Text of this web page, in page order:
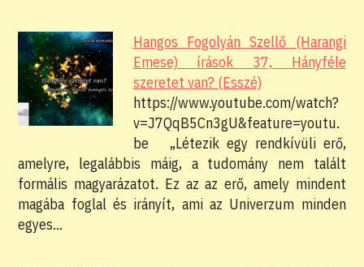
Hangos Fogolyán Szellő (Harangi
Emese) írások 37, Hányféle
szeretet van? (Esszé)
https://www.youtube.com/watch?
v=J7QqB5Cn3gU&feature=youtu.
be „Létezik egy rendkívüli erő,
amelyre, legalábbis máig, a tudomány nem talált
formális magyarázatot. Ez az az erő, amely mindent
magába foglal és irányít, ami az Univerzum minden
egyes…